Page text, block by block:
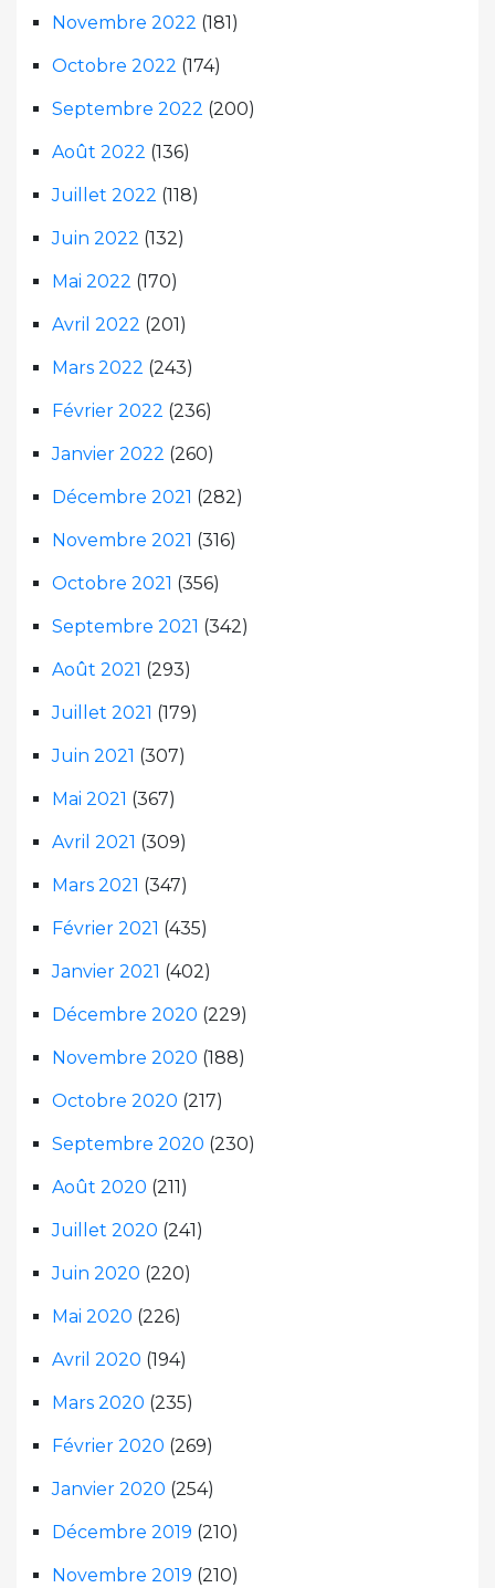
Novembre 2022 (181)
Octobre 2022 (174)
Septembre 2022 (200)
Août 2022 (136)
Juillet 2022 (118)
Juin 2022 (132)
Mai 2022 (170)
Avril 2022 (201)
Mars 2022 (243)
Février 2022 (236)
Janvier 2022 (260)
Décembre 2021 (282)
Novembre 2021 (316)
Octobre 2021 (356)
Septembre 2021 (342)
Août 2021 (293)
Juillet 2021 (179)
Juin 2021 (307)
Mai 2021 (367)
Avril 2021 (309)
Mars 2021 (347)
Février 2021 (435)
Janvier 2021 (402)
Décembre 2020 (229)
Novembre 2020 (188)
Octobre 2020 (217)
Septembre 2020 (230)
Août 2020 (211)
Juillet 2020 (241)
Juin 2020 (220)
Mai 2020 (226)
Avril 2020 (194)
Mars 2020 (235)
Février 2020 (269)
Janvier 2020 (254)
Décembre 2019 (210)
Novembre 2019 (210)